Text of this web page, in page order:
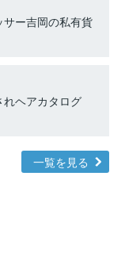
サー吉岡の私有貨
れヘアカタログ
一覧を見る